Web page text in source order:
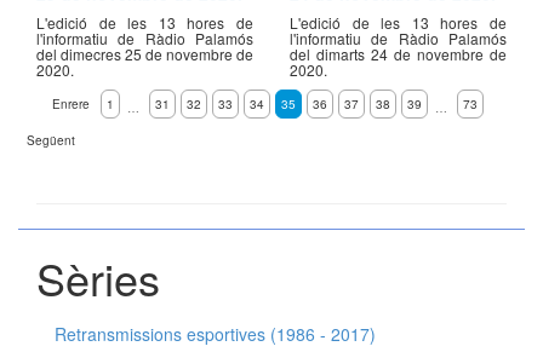
L'edició de les 13 hores de
l'informatiu de Ràdio Palamós
del dimecres 25 de novembre de
2020.
L'edició de les 13 hores de
l'informatiu de Ràdio Palamós
del dimarts 24 de novembre de
2020.
Enrere 1 … 31 32 33 34 35 36 37 38 39 … 73
Següent
Sèries
Retransmissions esportives (1986 - 2017)